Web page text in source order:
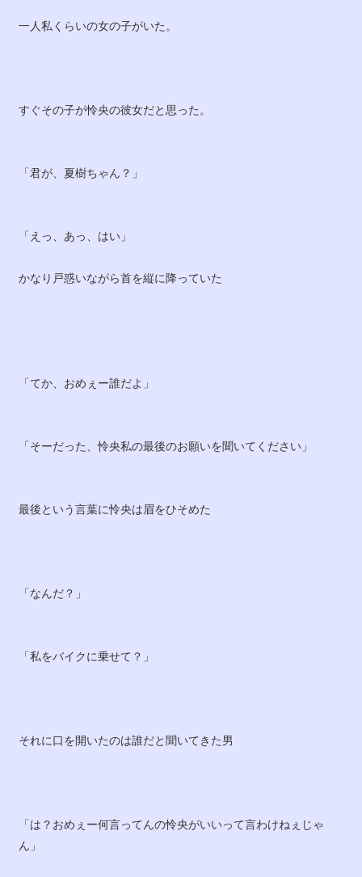
一人私くらいの女の子がいた。
すぐその子が怜央の彼女だと思った。
「君が、夏樹ちゃん？」
「えっ、あっ、はい」
かなり戸惑いながら首を縦に降っていた
「てか、おめぇー誰だよ」
「そーだった、怜央私の最後のお願いを聞いてください」
最後という言葉に怜央は眉をひそめた
「なんだ？」
「私をバイクに乗せて？」
それに口を開いたのは誰だと聞いてきた男
「は？おめぇー何言ってんの怜央がいいって言わけねぇじゃ
ん」